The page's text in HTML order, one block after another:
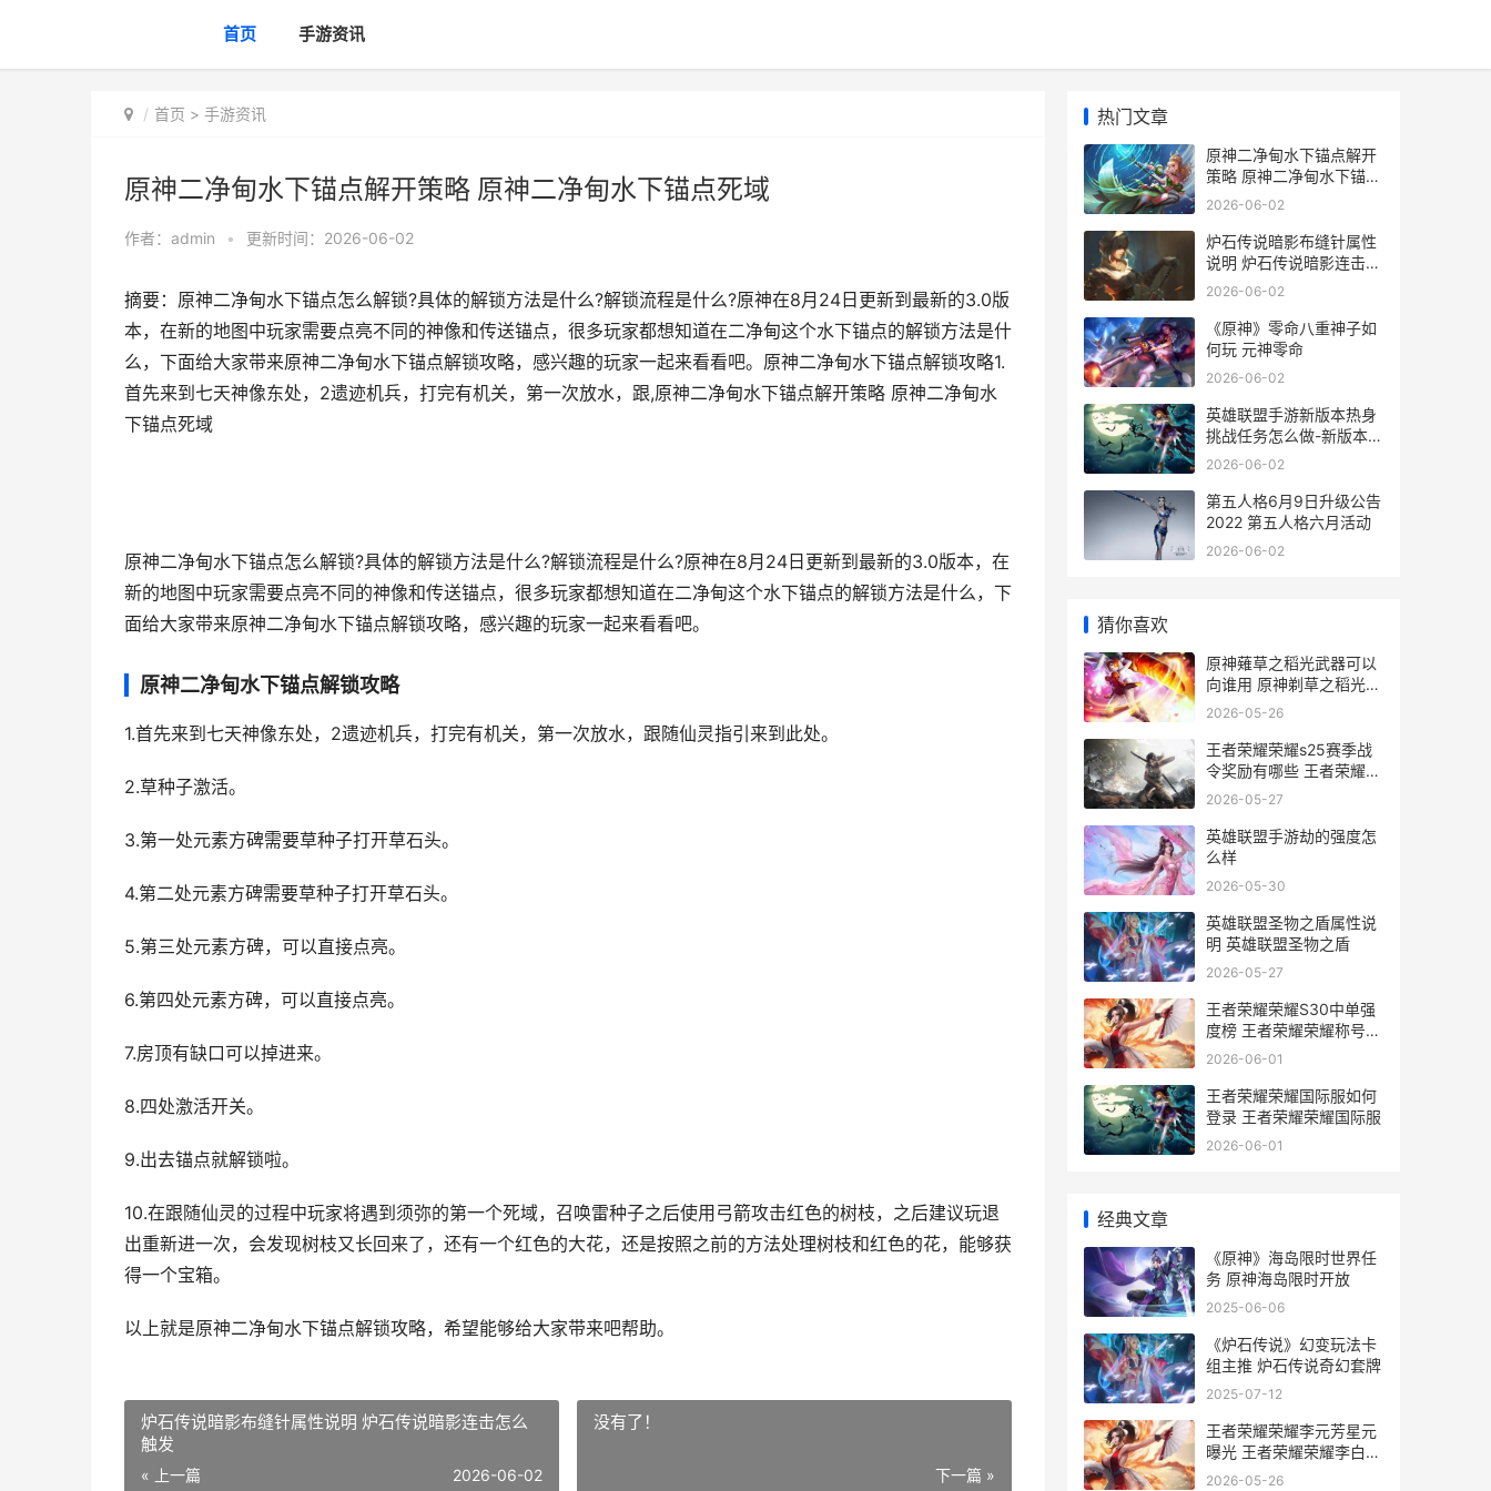
首页 手游资讯
首页 > 手游资讯
原神二净甸水下锚点解开策略 原神二净甸水下锚点死域
作者： admin • 更新时间：2026-06-02
摘要：原神二净甸水下锚点怎么解锁?具体的解锁方法是什么?解锁流程是什么?原神在8月24日更新到最新的3.0版
本，在新的地图中玩家需要点亮不同的神像和传送锚点，很多玩家都想知道在二净甸这个水下锚点的解锁方法是什
么，下面给大家带来原神二净甸水下锚点解锁攻略，感兴趣的玩家一起来看看吧。原神二净甸水下锚点解锁攻略1.
首先来到七天神像东处，2遗迹机兵，打完有机关，第一次放水，跟,原神二净甸水下锚点解开策略 原神二净甸水
下锚点死域
原神二净甸水下锚点怎么解锁?具体的解锁方法是什么?解锁流程是什么?原神在8月24日更新到最新的3.0版本，在
新的地图中玩家需要点亮不同的神像和传送锚点，很多玩家都想知道在二净甸这个水下锚点的解锁方法是什么，下
面给大家带来原神二净甸水下锚点解锁攻略，感兴趣的玩家一起来看看吧。
原神二净甸水下锚点解锁攻略
1.首先来到七天神像东处，2遗迹机兵，打完有机关，第一次放水，跟随仙灵指引来到此处。
2.草种子激活。
3.第一处元素方碑需要草种子打开草石头。
4.第二处元素方碑需要草种子打开草石头。
5.第三处元素方碑，可以直接点亮。
6.第四处元素方碑，可以直接点亮。
7.房顶有缺口可以掉进来。
8.四处激活开关。
9.出去锚点就解锁啦。
10.在跟随仙灵的过程中玩家将遇到须弥的第一个死域，召唤雷种子之后使用弓箭攻击红色的树枝，之后建议玩退
出重新进一次，会发现树枝又长回来了，还有一个红色的大花，还是按照之前的方法处理树枝和红色的花，能够获
得一个宝箱。
以上就是原神二净甸水下锚点解锁攻略，希望能够给大家带来吧帮助。
炉石传说暗影布缝针属性说明 炉石传说暗影连击怎么
触发
« 上一篇 2026-06-02
没有了！
下一篇 »
热门文章
原神二净甸水下锚点解开
策略 原神二净甸水下锚点
死域
2026-06-02
炉石传说暗影布缝针属性
说明 炉石传说暗影连击怎
么触发
2026-06-02
《原神》零命八重神子如
何玩 元神零命
2026-06-02
英雄联盟手游新版本热身
挑战任务怎么做-新版本热
身挑战任务完成攻略
2026-06-02
第五人格6月9日升级公告
2022 第五人格六月活动
2026-06-02
猜你喜欢
原神薙草之稻光武器可以
向谁用 原神剃草之稻光怎
么获得
2026-05-26
王者荣耀荣耀s25赛季战
令奖励有哪些 王者荣耀荣
耀称号
2026-05-27
英雄联盟手游劫的强度怎
么样
2026-05-30
英雄联盟圣物之盾属性说
明 英雄联盟圣物之盾
2026-05-27
王者荣耀荣耀S30中单强
度榜 王者荣耀荣耀称号获
取条件
2026-06-01
王者荣耀荣耀国际服如何
登录 王者荣耀荣耀国际服
2026-06-01
经典文章
《原神》海岛限时世界任
务 原神海岛限时开放
2025-06-06
《炉石传说》幻变玩法卡
组主推 炉石传说奇幻套牌
2025-07-12
王者荣耀荣耀李元芳星元
曝光 王者荣耀荣耀李白的
称号获得条件是什么
2026-05-26